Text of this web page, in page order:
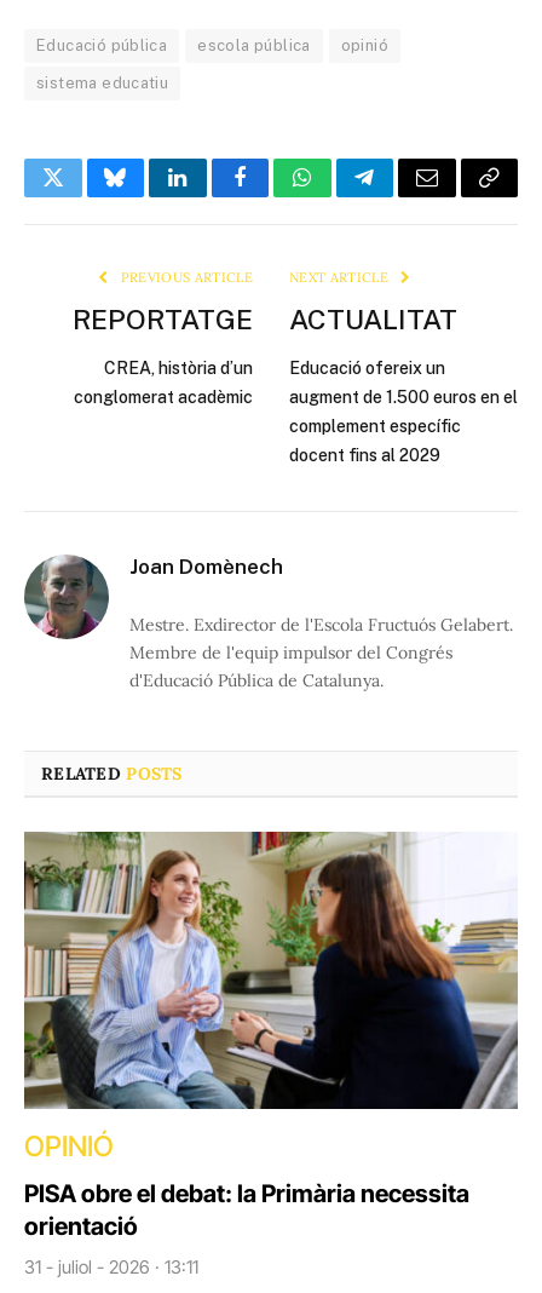
Educació pública escola pública opinió
sistema educatiu
TwitterBlueskyLinkedInFacebookWhatsAppTelegramEmail Copy
PREVIOUS ARTICLE
REPORTATGE
CREA, història d’un
conglomerat acadèmic
NEXT ARTICLE
ACTUALITAT
Educació ofereix un
augment de 1.500 euros en el
complement específic
docent fins al 2029
Joan Domènech
Mestre. Exdirector de l'Escola Fructuós Gelabert.
Membre de l'equip impulsor del Congrés
d'Educació Pública de Catalunya.
RELATEDPOSTS
OPINIÓ
PISA obre el debat: la Primària necessita
orientació
31 - juliol - 2026 · 13:11